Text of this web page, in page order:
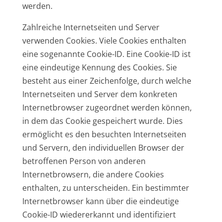
werden.
Zahlreiche Internetseiten und Server
verwenden Cookies. Viele Cookies enthalten
eine sogenannte Cookie-ID. Eine Cookie-ID ist
eine eindeutige Kennung des Cookies. Sie
besteht aus einer Zeichenfolge, durch welche
Internetseiten und Server dem konkreten
Internetbrowser zugeordnet werden können,
in dem das Cookie gespeichert wurde. Dies
ermöglicht es den besuchten Internetseiten
und Servern, den individuellen Browser der
betroffenen Person von anderen
Internetbrowsern, die andere Cookies
enthalten, zu unterscheiden. Ein bestimmter
Internetbrowser kann über die eindeutige
Cookie-ID wiedererkannt und identifiziert